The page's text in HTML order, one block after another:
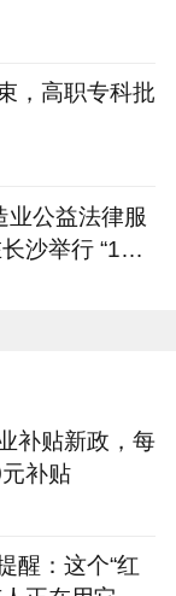
，高职专科批
业公益法律服
沙举行 “1+4
补贴新政，每
补贴
醒：这个“红